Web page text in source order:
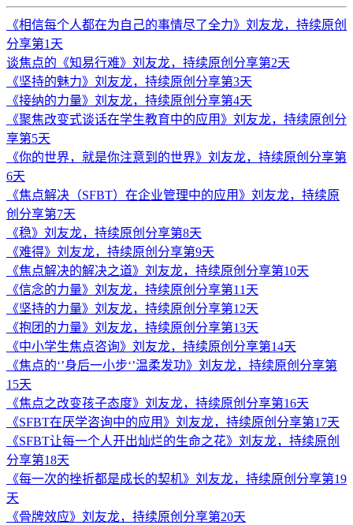
《相信每个人都在为自己的事情尽了全力》刘友龙，持续原创
分享第1天
谈焦点的《知易行难》刘友龙，持续原创分享第2天
《坚持的魅力》刘友龙，持续原创分享第3天
《接纳的力量》刘友龙，持续原创分享第4天
《聚焦改变式谈话在学生教育中的应用》刘友龙，持续原创分
享第5天
《你的世界，就是你注意到的世界》刘友龙，持续原创分享第
6天
《焦点解决（SFBT）在企业管理中的应用》刘友龙，持续原
创分享第7天
《稳》刘友龙，持续原创分享第8天
《难得》刘友龙，持续原创分享第9天
《焦点解决的解决之道》刘友龙，持续原创分享第10天
《信念的力量》刘友龙，持续原创分享第11天
《坚持的力量》刘友龙，持续原创分享第12天
《抱团的力量》刘友龙，持续原创分享第13天
《中小学生焦点咨询》刘友龙，持续原创分享第14天
《焦点的‘’身后一小步‘’温柔发功》刘友龙，持续原创分享第
15天
《焦点之改变孩子态度》刘友龙，持续原创分享第16天
《SFBT在厌学咨询中的应用》刘友龙，持续原创分享第17天
《SFBT让每一个人开出灿烂的生命之花》刘友龙，持续原创
分享第18天
《每一次的挫折都是成长的契机》刘友龙，持续原创分享第19
天
《骨牌效应》刘友龙，持续原创分享第20天